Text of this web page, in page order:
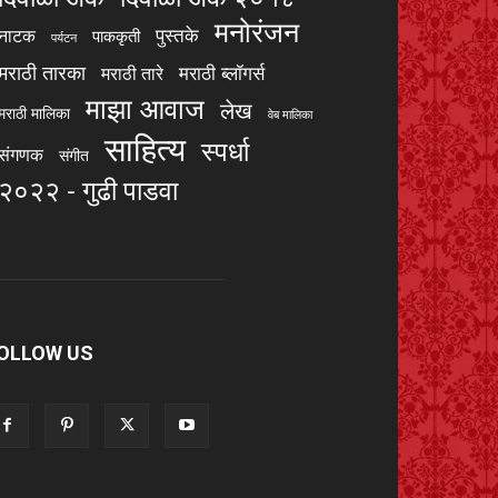
पर्यटन पाककृती पुस्तके मनोरंजन
तारका मराठी तारे मराठी ब्लॉगर्स
मालिका माझा आवाज लेख वेब मालिका
संगीत साहित्य स्पर्धा
- गुढी पाडवा
US